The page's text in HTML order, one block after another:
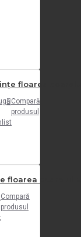
floarea soarelui
Compară
produsul
floarea soarelui
Compară
produsul